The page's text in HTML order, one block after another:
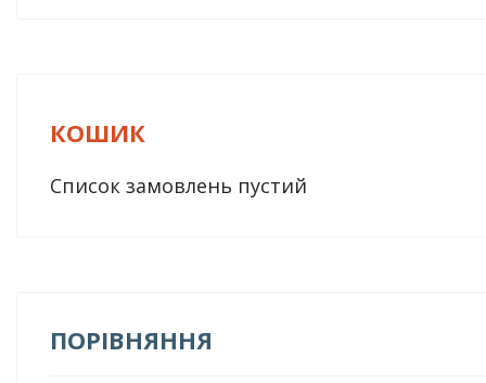
КОШИК
Список замовлень пустий
ПОРІВНЯННЯ